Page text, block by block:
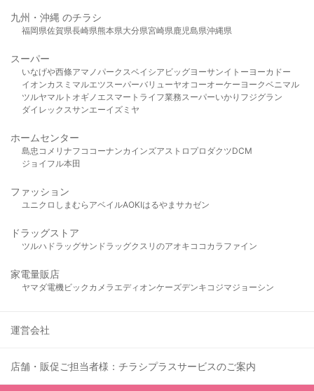
九州・沖縄 のチラシ
福岡県佐賀県長崎県熊本県大分県宮崎県鹿児島県沖縄県
スーパー
いなげや西條アマノパークスベイシア ビッグヨーサンイトーヨーカドー
イオンカスミ マルエツスーパーバリューヤオコーオーケー ヨークベニマル
ツルヤマルト オギノ エスマート ライフ業務スーパーいかり フジグラン
ダイレックスサンエーイズミヤ
ホームセンター
島忠 コメリ ナフコ コーナンカインズアストロプロダクツDCM
ジョイフル本田
ファッション
ユニクロ しまむら アベイルAOKIはるやま サカゼン
ドラッグストア
ツルハドラッグサンドラッグクスリのアオキ ココカラファイン
家電量販店
ヤマダ電機ビックカメラ エディオンケーズデンキ コジマジョーシン
運営会社
店舗・販促ご担当者様：チラシプラスサービスのご案内